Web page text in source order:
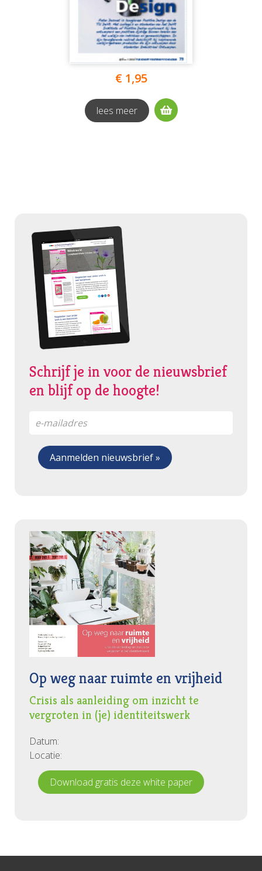
€ 1,95
lees meer
Schrijf je in voor de nieuwsbrief
en blijf op de hoogte!
Op weg naar ruimte en vrijheid
Crisis als aanleiding om inzicht te
vergroten in (je) identiteitswerk
Datum:
Locatie:
Download gratis deze white paper